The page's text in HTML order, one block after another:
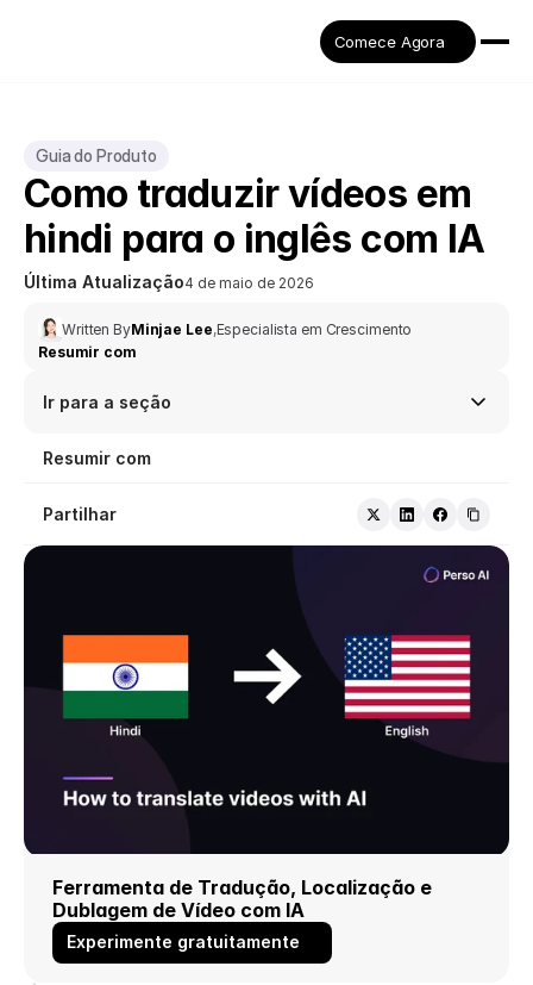
Comece Agora
Guia do Produto
Como traduzir vídeos em
hindi para o inglês com IA
Última Atualização4 de maio de 2026
Written ByMinjae Lee,Especialista em Crescimento
Resumir com
Ir para a seção
Resumir com
Partilhar
Ferramenta de Tradução, Localização e
Dublagem de Vídeo com IA
Experimente gratuitamente